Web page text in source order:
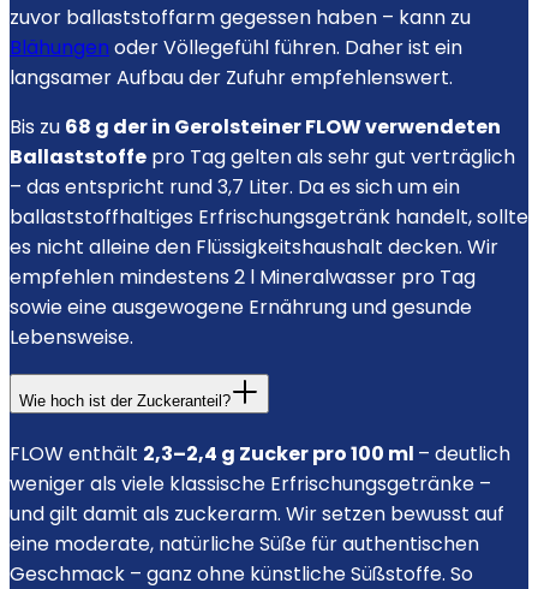
zuvor ballaststoffarm gegessen haben – kann zu
Blähungen oder Völlegefühl führen. Daher ist ein
langsamer Aufbau der Zufuhr empfehlenswert.
Bis zu 68 g der in Gerolsteiner FLOW verwendeten
Ballaststoffe pro Tag gelten als sehr gut verträglich
– das entspricht rund 3,7 Liter. Da es sich um ein
ballaststoffhaltiges Erfrischungsgetränk handelt, sollte
es nicht alleine den Flüssigkeitshaushalt decken. Wir
empfehlen mindestens 2 l Mineralwasser pro Tag
sowie eine ausgewogene Ernährung und gesunde
Lebensweise.
Wie hoch ist der Zuckeranteil?
FLOW enthält 2,3–2,4 g Zucker pro 100 ml – deutlich
weniger als viele klassische Erfrischungsgetränke –
und gilt damit als zuckerarm. Wir setzen bewusst auf
eine moderate, natürliche Süße für authentischen
Geschmack – ganz ohne künstliche Süßstoffe. So